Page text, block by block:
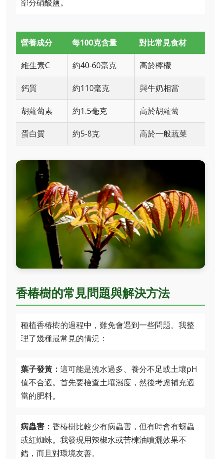
部分硝酸鹽。
營養成分 每100克含量 對比常見食材
維生素C 約40-60毫克 高於檸檬
鈣質 約110毫克 與牛奶相當
胡蘿蔔素 約1.5毫克 高於胡蘿蔔
蛋白質 約5-8克 高於一般蔬菜
香椿樹的常見問題與解決方法
種植香椿樹的過程中，難免會遇到一些問題。我整
理了幾種最常見的情況：
葉子發黃： 這可能是澆水過多、養分不足或土壤pH
值不合適。首先要檢查土壤濕度，然後考慮補充適
當的肥料。
病蟲害： 香椿樹比較少有病蟲害，但有時會有蚜蟲
或紅蜘蛛。我發現用辣椒水或苦楝油噴灑效果不
錯，而且對環境友善。